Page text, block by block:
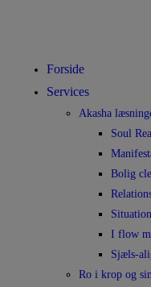
Forside
Services
Akasha
Soul
Bolig
I flow
Sjæls-
Ro i krop og